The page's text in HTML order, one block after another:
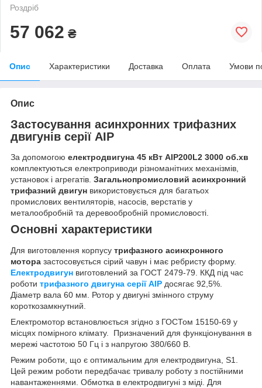
Роздріб
57 062 ₴
Опис Характеристики Доставка Оплата Умови
Опис
Застосування асинхронних трифазних
двигунів серії АІР
За допомогою електродвигуна 45 кВт АІР200L2 3000 об.хв
комплектуються електроприводи різноманітних механізмів,
установок і агрегатів. Загальнопромисловий асинхронний
трифазний двигун використовується для багатьох
промислових вентиляторів, насосів, верстатів у
металообробній та деревообробній промисловості.
Основні характеристики
Для виготовлення корпусу трифазного асинхронного
мотора застосовується сірий чавун і має ребристу форму.
Електродвигун виготовлений за ГОСТ 2479-79. ККД під час
роботи трифазного двигуна серії АІР досягає 92,5%.
Діаметр вала 60 мм. Ротор у двигуні змінного струму
короткозамкнутний.
Електромотор встановлюється згідно з ГОСТом 15150-69 у
місцях помірного клімату. Призначений для функціонування в
мережі частотою 50 Гц і з напругою 380/660 В.
Режим роботи, що є оптимальним для електродвигуна, S1.
Цей режим роботи передбачає тривалу роботу з постійними
навантаженнями. Обмотка в електродвигуні з міді. Для